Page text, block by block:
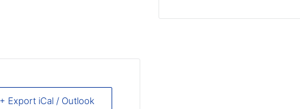
+ Export iCal / Outlook